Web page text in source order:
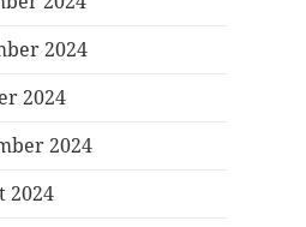
2024
2024
2024
2024